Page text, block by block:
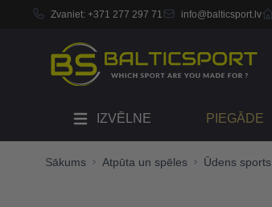
Zvaniet: +371 277 297 71 info@balticsport.lv
IZVĒLNE PIEGĀDE
Sākums Atpūta un spēles Ūdens sports